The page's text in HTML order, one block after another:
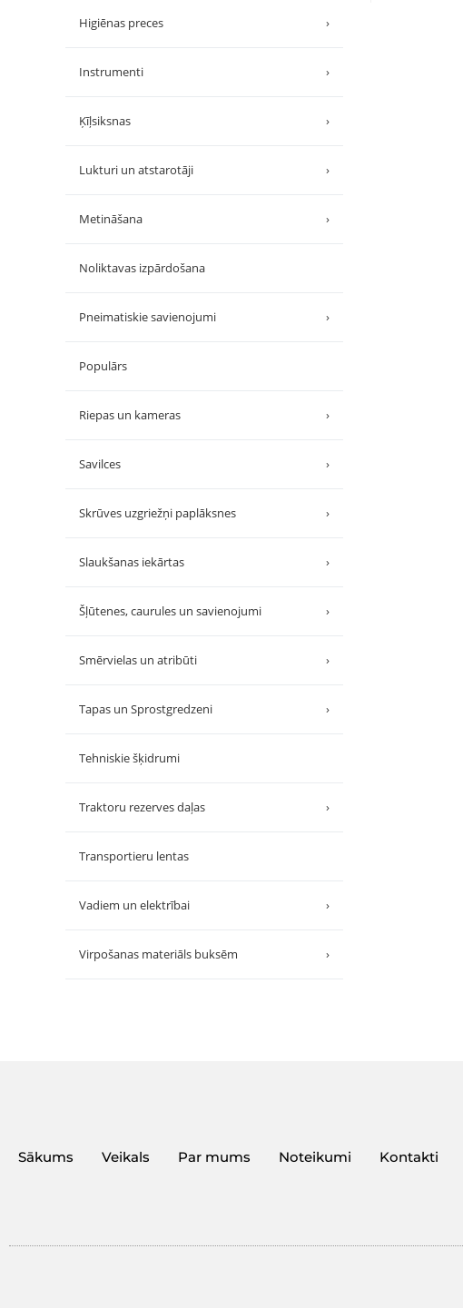
Higiēnas preces ›
Instrumenti ›
Ķīļsiksnas ›
Lukturi un atstarotāji ›
Metināšana ›
Noliktavas izpārdošana
Pneimatiskie savienojumi ›
Populārs
Riepas un kameras ›
Savilces ›
Skrūves uzgriežņi paplāksnes ›
Slaukšanas iekārtas ›
Šļūtenes, caurules un savienojumi ›
Smērvielas un atribūti ›
Tapas un Sprostgredzeni ›
Tehniskie šķidrumi
Traktoru rezerves daļas ›
Transportieru lentas
Vadiem un elektrībai ›
Virpošanas materiāls buksēm ›
Sākums Veikals Par mums Noteikumi Kontakti